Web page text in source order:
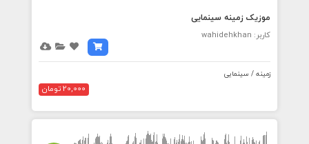
موزیک زمینه سینمایی
کاربر: wahidehkhan
زمینه / سینمایی
20,000 تومان